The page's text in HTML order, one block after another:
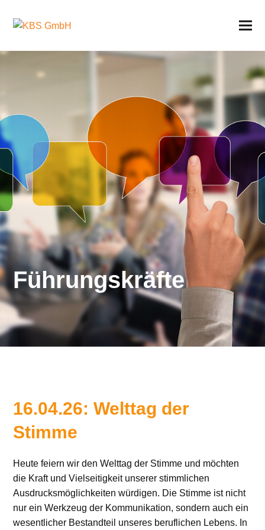
Führungskräfte
16.04.26: Welttag der
Stimme
Heute feiern wir den Welttag der Stimme und möchten
die Kraft und Vielseitigkeit unserer stimmlichen
Ausdrucksmöglichkeiten würdigen. Die Stimme ist nicht
nur ein Werkzeug der Kommunikation, sondern auch ein
wesentlicher Bestandteil unseres beruflichen Lebens. In